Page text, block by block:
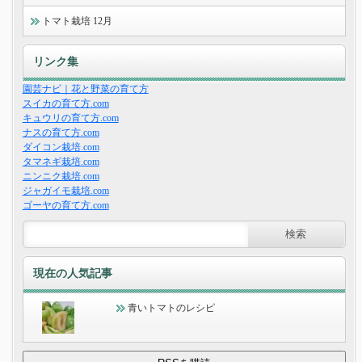
トマト栽培 12月
リンク集
園芸ナビ｜花と野菜の育て方
スイカの育て方.com
キュウリの育て方.com
ナスの育て方.com
ダイコン栽培.com
タマネギ栽培.com
ニンニク栽培.com
ジャガイモ栽培.com
ゴーヤの育て方.com
現在の人気記事
青いトマトのレシピ